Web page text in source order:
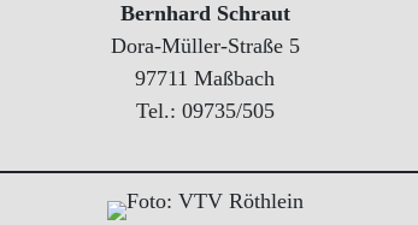
Bernhard Schraut
Dora-Müller-Straße 5
97711 Maßbach
Tel.: 09735/505